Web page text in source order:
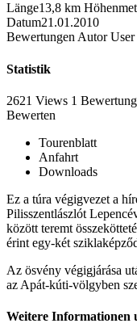
Länge13,8 km
Datum21.01.2010
Bewertungen Autor User
Statistik
2621 Views 1 Bewertung
Bewerten
Tourenblatt
Anfahrt
Downloads
Ez a túra végigvezet a
Pilisszentlászlót
között teremt
érint egy-két
Az ösvény végigjárása
az Apát-kúti-völgyben
Weitere Informationen